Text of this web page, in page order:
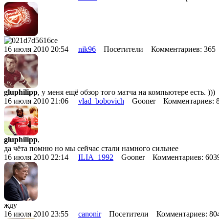
16 июля 2010 20:54 nik96 Посетители Комментариев: 365
gluphilipp, у меня ещё обзор того матча на компьютере есть. )))
16 июля 2010 21:06 vlad_bobovich Gooner Комментариев:
gluphilipp,
да чёта помню но мы сейчас стали намного сильнее
16 июля 2010 22:14 ILIA_1992 Gooner Комментариев:
жду
16 июля 2010 23:55 canonirПосетители Комментариев: